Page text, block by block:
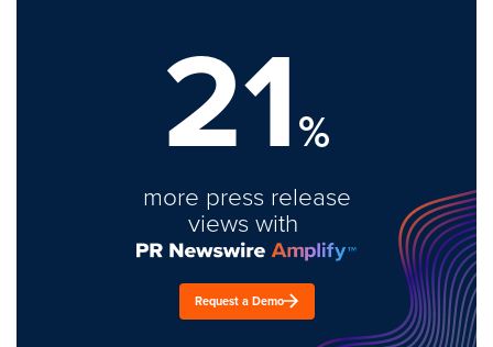
21%
more press release
views with
Request a Demo